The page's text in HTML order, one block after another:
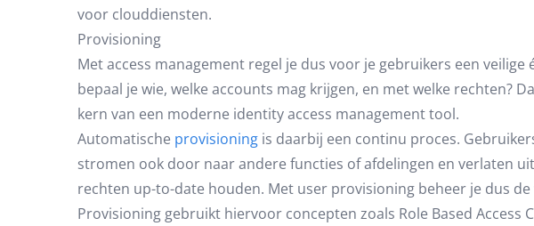
voor clouddiensten.
Provisioning
Met access management regel je dus voor je gebruikers een
bepaal je wie, welke accounts mag krijgen, en met welke
kern van een moderne identity access management tool.
Automatische provisioning is daarbij een continu proces.
stromen ook door naar andere functies of afdelingen en verlaten
rechten up-to-date houden. Met user provisioning beheer je dus
Provisioning gebruikt hiervoor concepten zoals Role Based